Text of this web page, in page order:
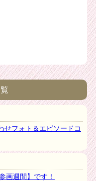
せフォト＆エピソードコ
画週間】です！